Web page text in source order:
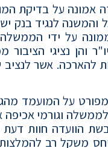
אמונה על בדיקת
לנגיד בנק
על ידי הממשלה
והן נציגי
אשר לנציב
על המועמד
וגורמי אכיפה
הוועדה חוות
משקל רב